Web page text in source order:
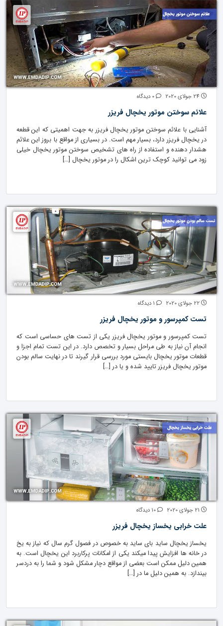
علائم سوختن موتور یخچال فریزر
آشنایی با علائم سوختن موتور یخچال فریزر به جهت اهمیتی که این قطعه
در یخچال فریزر دارد، بسیار مهم است. در بسیاری از مواقع با بروز این علائم
هشدار دهنده و استفاده از راه های تشخیص سوختن موتور یخچال خیلی
زود می توانید کوچک ترین اشکال را در موتور یخچال […]
تست کمپرسور و موتور یخچال فریزر
تست کمپرسور و موتور یخچال فریزر یکی از تست های حساسی است که
انجام آن نیاز به طی مراحل بسیار و تخصص دارد. در این تست تمام اجزا و
قطعات موتور یخچال بایستی مورد بررسی قرار گیرند تا در نهایت سالم بودن
موتور یخچال فریزر تایید شده و یا در […]
علت خرابی یخساز یخچال فریزر
یخساز یخچال ساید بای ساید به خصوص در فصول گرم سال که نیاز به یخ
در خانه ها افزایش پیدا میکند یکی از امکانات پرکاربرد این یخچال است. به
همین دلیل ممکن است بعضی از مواقع دچار مشکل شود و شما را به دردسر
بیندازد. به همین دلیل ما در […]